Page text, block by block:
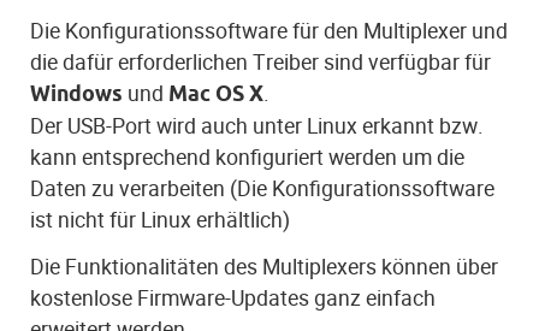
Die Konfigurationssoftware für den Multiplexer und
die dafür erforderlichen Treiber sind verfügbar für
Windows und Mac OS X.
Der USB-Port wird auch unter Linux erkannt bzw.
kann entsprechend konfiguriert werden um die
Daten zu verarbeiten (Die Konfigurationssoftware
ist nicht für Linux erhältlich)
Die Funktionalitäten des Multiplexers können über
kostenlose Firmware-Updates ganz einfach